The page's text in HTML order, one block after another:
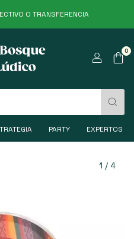
O TRANSFERENCIA
0
PARTY EXPERTOS
1 / 4